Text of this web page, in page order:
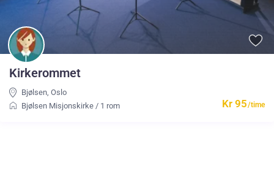
Kr 95/time
Kirkerommet
Bjølsen,Oslo
Bjølsen Misjonskirke / 1 rom